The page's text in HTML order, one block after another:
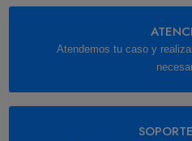
Atendemos tu caso y